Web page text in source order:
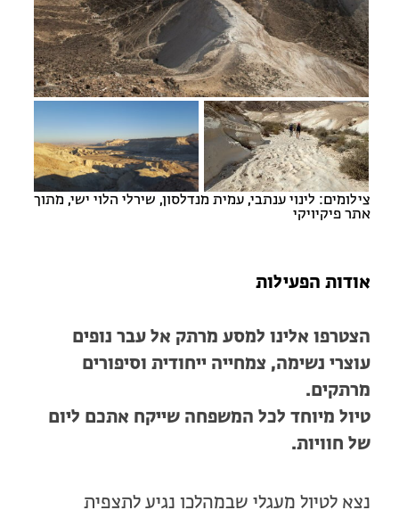
מחנות קיץ
מחנות קיץ
חופשות בבתי ספר שדה
ארץ אהבתי – קבוצות טיולים למבוגרים
צילומים: לינוי ענתבי, עמית מנדלסון, שירלי הלוי ישי, מתוך
אתר פיקיויקי
אודות הפעילות
הצטרפו אלינו למסע מרתק אל עבר נופים
עוצרי נשימה, צמחייה ייחודית וסיפורים
מרתקים.
טיול מיוחד לכל המשפחה שייקח אתכם ליום
של חוויות.
נצא לטיול מעגלי שבמהלכו נגיע לתצפית